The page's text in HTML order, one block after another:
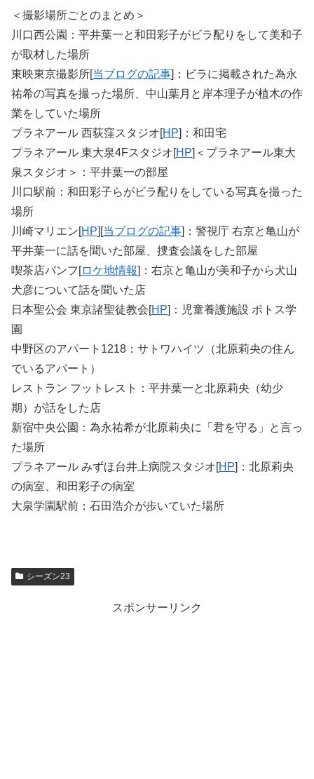
＜撮影場所ごとのまとめ＞
川口西公園：平井葉一と和田彩子がビラ配りをして美和子
が取材した場所
東映東京撮影所[当ブログの記事]：ビラに掲載された為永
祐希の写真を撮った場所、中山葉月と岸本理子が植木の作
業をしていた場所
プラネアール 西荻窪スタジオ[HP]：和田宅
プラネアール 東大泉4Fスタジオ[HP]＜プラネアール東大
泉スタジオ＞：平井葉一の部屋
川口駅前：和田彩子らがビラ配りをしている写真を撮った
場所
川崎マリエン[HP][当ブログの記事]：警視庁 右京と亀山が
平井葉一に話を聞いた部屋、捜査会議をした部屋
喫茶店バンフ[ロケ地情報]：右京と亀山が美和子から犬山
犬彦について話を聞いた店
日本聖公会 東京諸聖徒教会[HP]：児童養護施設 ポトス学
園
中野区のアパート1218：サトワハイツ（北原莉央の住ん
でいるアパート）
レストラン フットレスト：平井葉一と北原莉央（幼少
期）が話をした店
新宿中央公園：為永祐希が北原莉央に「君を守る」と言っ
た場所
プラネアール みずほ台井上病院スタジオ[HP]：北原莉央
の病室、和田彩子の病室
大泉学園駅前：石田浩介が歩いていた場所
シーズン23
スポンサーリンク